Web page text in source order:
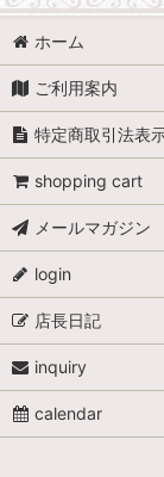
ホーム
ご利用案内
特定商取引法表
shopping cart
メールマガジン
login
店長日記
inquiry
calendar